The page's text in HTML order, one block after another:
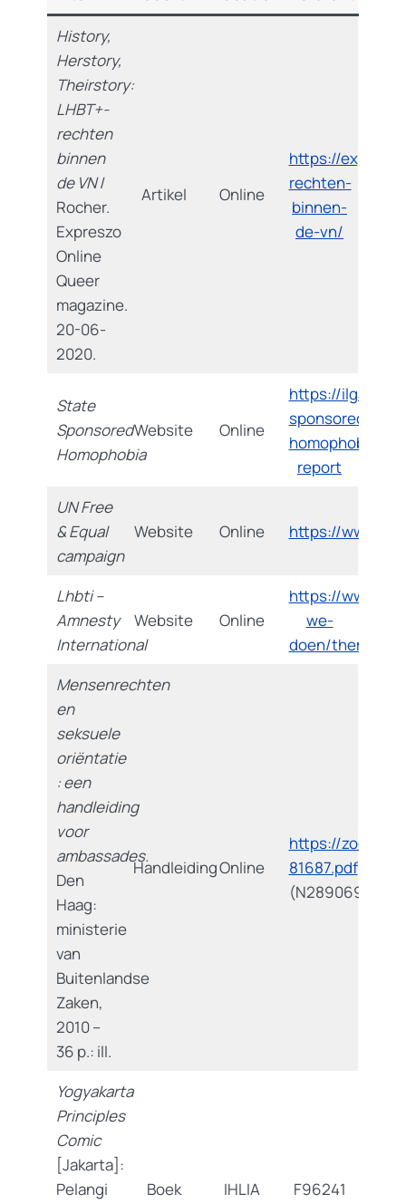
History,
Herstory,
Theirstory:
LHBT+-
rechten
binnen
de VN/
Rocher.
Expreszo
Online
Queer
magazine.
20-06-
2020.
Artikel Online
https://
rechten-
binnen-
de-vn/
State
Sponsored
Homophobia
Website Online
https://ilga.org/
sponsored-
homophobia-
report
UN Free
& Equal
campaign
Website Online https://
Lhbti –
Amnesty
International
Website Online
https://
we-
doen/themas/
Mensenrechten
en
seksuele
oriëntatie
: een
handleiding
voor
ambassades.
Den
Haag:
ministerie
van
Buitenlandse
Zaken,
2010 –
36 p.: ill.
HandleidingOnline
https://
81687.pdf
(N289069)
Yogyakarta
Principles
Comic
[Jakarta]:
Pelangi
Boek IHLIA F96241